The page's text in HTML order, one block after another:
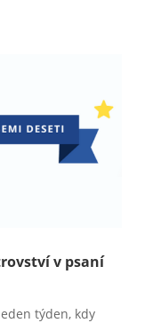
v psaní
týden, kdy